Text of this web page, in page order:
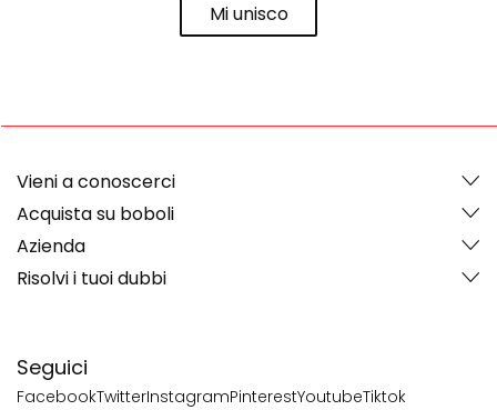
Mi unisco
Seguici
FacebookTwitterInstagramPinterestYoutubeTiktok
Vieni a conoscerci
Acquista su boboli
Azienda
Risolvi i tuoi dubbi